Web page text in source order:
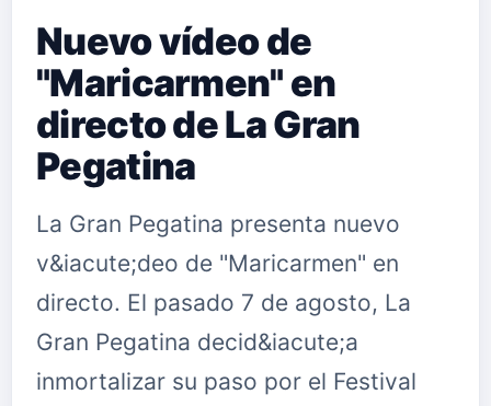
Nuevo vídeo de
"Maricarmen" en
directo de La Gran
Pegatina
La Gran Pegatina presenta nuevo
v&iacute;deo de "Maricarmen" en
directo. El pasado 7 de agosto, La
Gran Pegatina decid&iacute;a
inmortalizar su paso por el Festival